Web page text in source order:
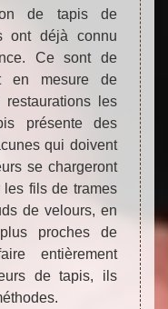
de tapis de
ont déjà connu
Ce sont de
en mesure de
les
présente des
qui doivent
se chargeront
fils de trames
de velours, en
proches de
entièrement
de tapis, ils